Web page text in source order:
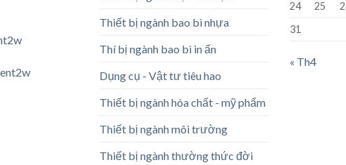
Thiết bị ngành bao bì nhựa
Thí bị ngành bao bì in ấn
Dụng cụ - Vật tư tiêu hao
Thiết bị ngành hóa chất - mỹ phẩm
Thiết bị ngành môi trường
Thiết bị ngành thường thức đời
24
25
31
« Th4